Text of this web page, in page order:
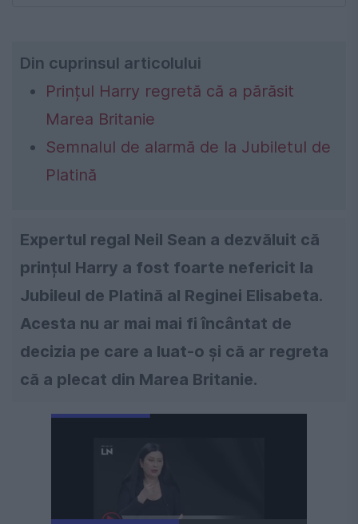
Din cuprinsul articolului
Prințul Harry regretă că a părăsit
Marea Britanie
Semnalul de alarmă de la Jubiletul de
Platină
Expertul regal Neil Sean a dezvăluit că
prințul Harry a fost foarte nefericit la
Jubileul de Platină al Reginei Elisabeta.
Acesta nu ar mai mai fi încântat de
decizia pe care a luat-o și că ar regreta
că a plecat din Marea Britanie.